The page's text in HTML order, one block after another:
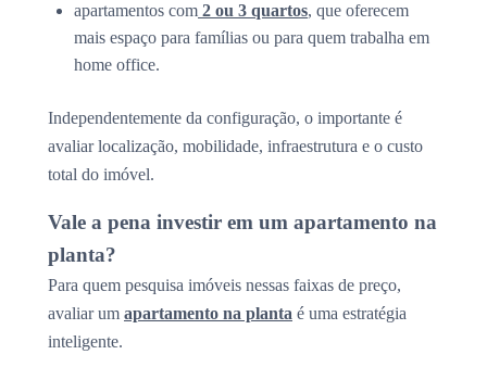
apartamentos com 2 ou 3 quartos, que oferecem
mais espaço para famílias ou para quem trabalha em
home office.
Independentemente da configuração, o importante é
avaliar localização, mobilidade, infraestrutura e o custo
total do imóvel.
Vale a pena investir em um apartamento na
planta?
Para quem pesquisa imóveis nessas faixas de preço,
avaliar um apartamento na planta é uma estratégia
inteligente.